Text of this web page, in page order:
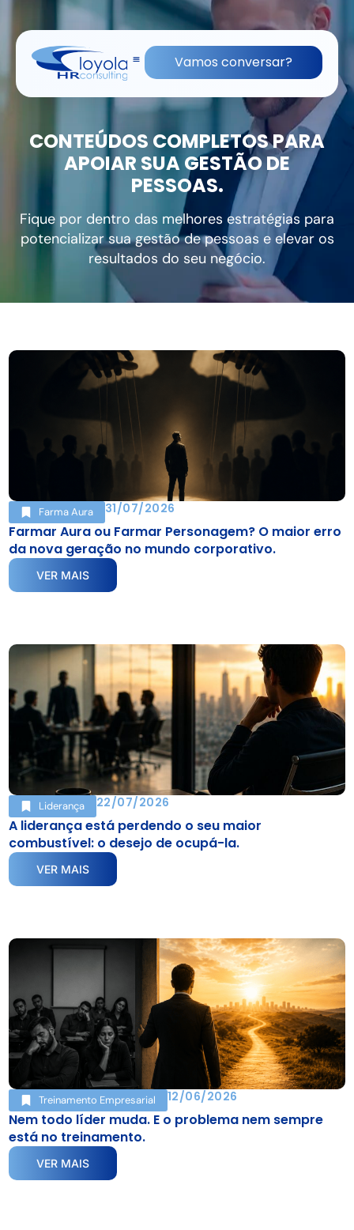
(11) 91836-0813 contato@lhrc.com.br
Vamos conversar?
CONTEÚDOS COMPLETOS PARA
APOIAR SUA GESTÃO DE
PESSOAS.
Fique por dentro das melhores estratégias para
potencializar sua gestão de pessoas e elevar os
resultados do seu negócio.
Farma Aura 31/07/2026
Farmar Aura ou Farmar Personagem? O maior erro
da nova geração no mundo corporativo.
VER MAIS
Liderança 22/07/2026
A liderança está perdendo o seu maior
combustível: o desejo de ocupá-la.
VER MAIS
Treinamento Empresarial 12/06/2026
Nem todo líder muda. E o problema nem sempre
está no treinamento.
VER MAIS